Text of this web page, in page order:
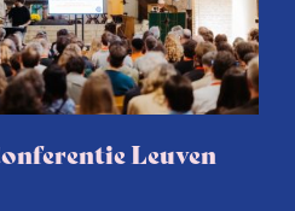
Leuven